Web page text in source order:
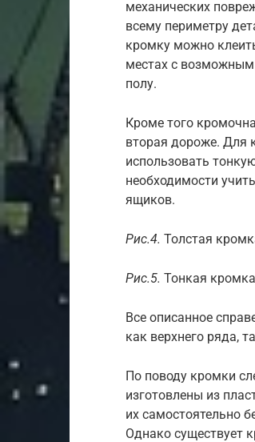
механических
всему периметру
кромку можно
местах с возможным
полу.
Кроме того
вторая дороже. Для
использовать
необходимости
ящиков.
Рис.4. Толстая
Рис.5. Тонкая
Все описанное
как верхнего ряда,
По поводу кромки
изготовлены из
их самостоятельно
Однако существует